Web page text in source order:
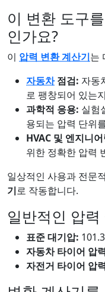
이 변환 도구
인가요?
이 압력 변환 계산기는
자동차점검: 자동
로 팽창되어 있는
과학적 응용: 실험
용되는 압력 단위
HVAC 및 엔지니
위한 정확한 압력
일상적인 사용과 전문
기로 작동합니다.
일반적인 압력
표준 대기압:
자동차 타이어 압
자전거 타이어 압